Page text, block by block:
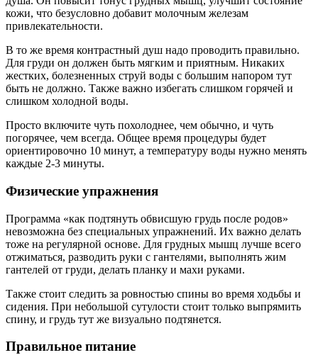
кожи, что безусловно добавит молочным железам
привлекательности.
В то же время контрастный душ надо проводить правильно.
Для груди он должен быть мягким и приятным. Никаких
жестких, болезненных струй воды с большим напором тут
быть не должно. Также важно избегать слишком горячей и
слишком холодной воды.
Просто включите чуть похолоднее, чем обычно, и чуть
погорячее, чем всегда. Общее время процедуры будет
ориентировочно 10 минут, а температуру воды нужно менять
каждые 2-3 минуты.
Физические упражнения
Программа «как подтянуть обвисшую грудь после родов»
невозможна без специальных упражнений. Их важно делать
тоже на регулярной основе. Для грудных мышц лучше всего
отжиматься, разводить руки с гантелями, выполнять жим
гантелей от груди, делать планку и махи руками.
Также стоит следить за ровностью спины во время ходьбы и
сидения. При небольшой сутулости стоит только выпрямить
спину, и грудь тут же визуально подтянется.
Правильное питание